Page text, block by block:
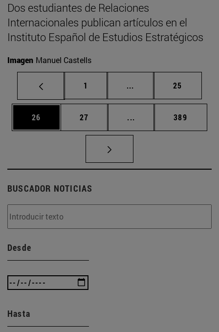
Dos estudiantes de Relaciones
Internacionales publican artículos en el
Instituto Español de Estudios Estratégicos
Imagen Manuel Castells
Página
1 ... Páginas intermedias
Página
25
Página
26 Página
27 ... Páginas intermedias
Página
389
BUSCADOR NOTICIAS
Desde
Hasta